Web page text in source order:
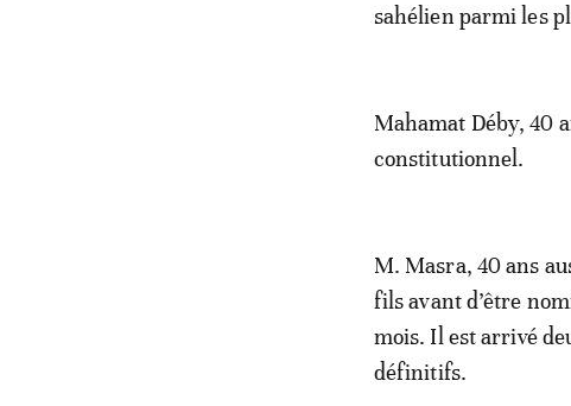
sahélien parmi les
Mahamat Déby, 40
constitutionnel.
M. Masra, 40 ans
fils avant d’être
mois. Il est arrivé
définitifs.